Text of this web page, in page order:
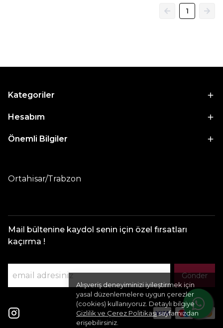
Alışveriş deneyiminizi iyileştirmek için
yasal düzenlemelere uygun çerezler
(cookies) kullanıyoruz. Detaylı bilgiye
Gizlilik ve Çerez Politikasısayfamızdan
erişebilirsiniz.
1
Kategoriler
Hesabım
Önemli Bilgiler
Ortahisar/Trabzon
Mail bültenine kaydol senin için özel fırsatları
kaçırma !
Gönder